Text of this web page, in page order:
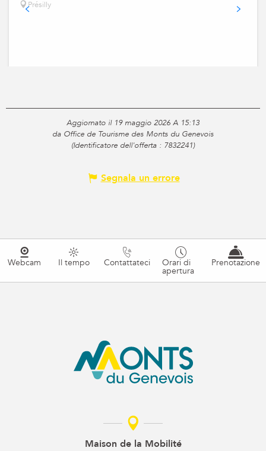
Présilly
Aggiornato il 19 maggio 2026 A 15:13
da Office de Tourisme des Monts du Genevois
(Identificatore dell'offerta : 7832241)
Segnala un errore
Webcam Il tempo Contattateci Orari di
apertura
Prenotazione
Maison de la Mobilité